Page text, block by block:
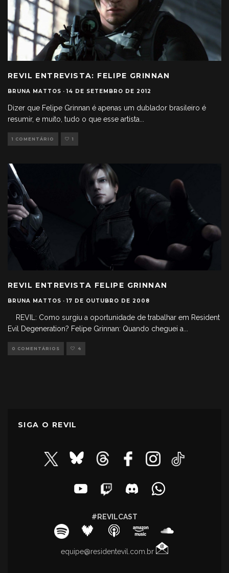
REVIL ENTREVISTA: FELIPE GRINNAN
BRUNA MATTOS · 14 DE SETEMBRO DE 2012
Dizer que Felipe Grinnan é apenas um dublador brasileiro é
resumir, e muito, tudo o que esse artista
1 COMENTÁRIO 1
REVIL ENTREVISTA FELIPE GRINNAN
BRUNA MATTOS · 17 DE OUTUBRO DE 2008
REVIL: Como surgiu a oportunidade de trabalhar em Resident
Evil Degeneration? Felipe Grinnan: Quando cheguei a
0 COMENTÁRIOS 4
SIGA O REVIL
#REVILCAST
equipe@residentevil.com.br